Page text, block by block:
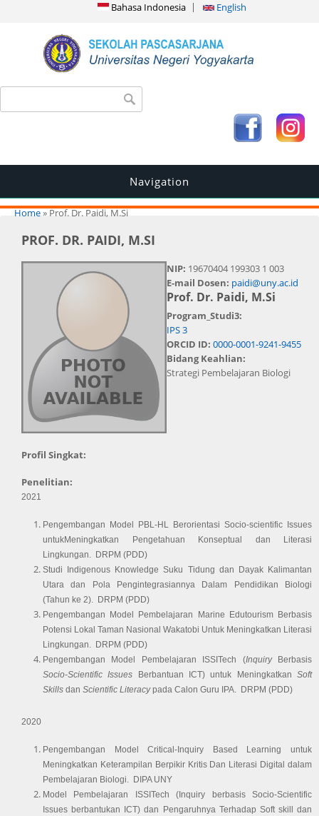
Bahasa Indonesia English
Search form
Navigation
You are here
Home» Prof. Dr. Paidi, M.Si
PROF. DR. PAIDI, M.SI
NIP: 19670404 199303 1 003
E-mail Dosen: paidi@uny.ac.id
Prof. Dr. Paidi, M.Si
Program_Studi3:
IPS 3
ORCID ID: 0000-0001-9241-9455
Bidang Keahlian:
Strategi Pembelajaran Biologi
Profil Singkat:
Penelitian:
2021
Pengembangan Model PBL-HL Berorientasi Socio-scientific Issues
untukMeningkatkan Pengetahuan Konseptual dan Literasi
Lingkungan. DRPM (PDD)
Studi Indigenous Knowledge Suku Tidung dan Dayak Kalimantan
Utara dan Pola Pengintegrasiannya Dalam Pendidikan Biologi
(Tahun ke 2). DRPM (PDD)
Pengembangan Model Pembelajaran Marine Edutourism Berbasis
Potensi Lokal Taman Nasional Wakatobi Untuk Meningkatkan Literasi
Lingkungan. DRPM (PDD)
Pengembangan Model Pembelajaran ISSITech (Inquiry
Socio-Scientific Issues Berbantuan ICT) untuk Meningkatkan Soft
Skills dan Scientific Literacy pada Calon Guru IPA. DRPM (PDD)
2020
Pengembangan Model Critical-Inquiry Based Learning untuk
Meningkatkan Keterampilan Berpikir Kritis Dan Literasi Digital dalam
Pembelajaran Biologi. DIPA UNY
Model Pembelajaran ISSITech (Inquiry berbasis Socio-Scientific
Issues berbantukan ICT) dan Pengaruhnya Terhadap Soft skill dan